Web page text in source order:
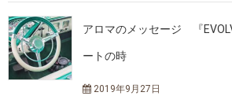
アロマのメッセージ 『
ートの時
2019年9月27日